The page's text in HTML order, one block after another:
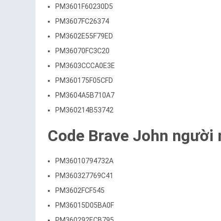
PM3601F60230D5
PM3607FC26374
PM3602E55F79ED
PM36070FC3C20
PM3603CCCA0E3E
PM360175F05CFD
PM3604A5B710A7
PM360214B53742
Code Brave John người
PM36010794732A
PM360327769C41
PM3602FCF545
PM36015D05BA0F